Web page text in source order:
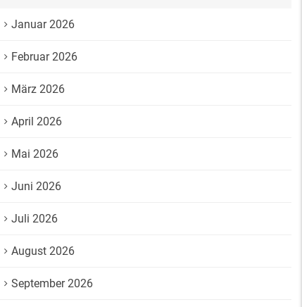
Januar 2026
Februar 2026
März 2026
April 2026
Mai 2026
Juni 2026
Juli 2026
August 2026
September 2026